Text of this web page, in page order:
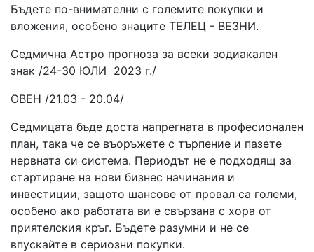
Бъдете по-внимателни с големите покупки и
вложения, особено знаците ТЕЛЕЦ - ВЕЗНИ.
Седмична Астро прогноза за всеки зодиакален
знак /24-30 ЮЛИ 2023 г./
ОВЕН /21.03 - 20.04/
Седмицата бъде доста напрегната в професионален
план, така че се въоръжете с търпение и пазете
нервната си система. Периодът не е подходящ за
стартиране на нови бизнес начинания и
инвестиции, защото шансове от провал са големи,
особено ако работата ви е свързана с хора от
приятелския кръг. Бъдете разумни и не се
впускайте в сериозни покупки.